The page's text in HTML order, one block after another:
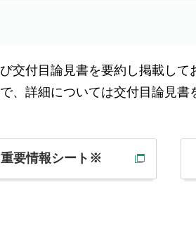
交付目論見書を要約し掲載して
、詳細については交付目論見書
重要情報シート※